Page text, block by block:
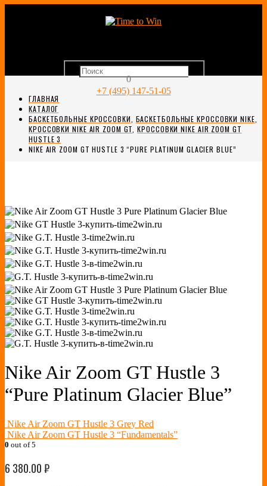
0
+7 (495) 147-51-05
ГЛАВНАЯ
КАТАЛОГ
БАСКЕТБОЛЬНЫЕ КРОССОВКИ БАСКЕТБОЛЬНЫЕ КРОССОВКИ NIKE
КРОССОВКИ NIKE AIR ZOOM GT ,КРОССОВКИ NIKE AIR ZOOM GT
HUSTLE 3
NIKE AIR ZOOM GT HUSTLE 3 “PURE PLATINUM GLACIER BLUE”
Nike Air Zoom GT Hustle 3
“Pure Platinum Glacier Blue”
Nike Air Zoom GT Hustle 3 Grey Red
Nike Air Zoom GT Hustle 3 “Fundamentals”
0 out of 5
6 380.00₽